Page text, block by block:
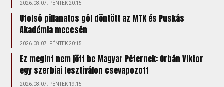
2026.08.07. PÉNTEK 20:15
Utolsó pillanatos gól döntött az MTK és Puskás
Akadémia meccsén
2026.08.07. PÉNTEK 20:15
Ez megint nem jött be Magyar Péternek: Orbán Viktor
egy szerbiai fesztiválon csevapozott
2026.08.07. PÉNTEK 19:15